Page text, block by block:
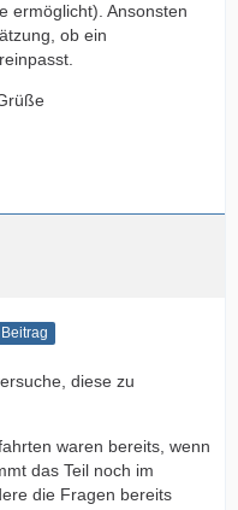
ermöglicht). Ansonsten
ob ein
diese zu
waren bereits, wenn
das Teil noch im
die Fragen bereits